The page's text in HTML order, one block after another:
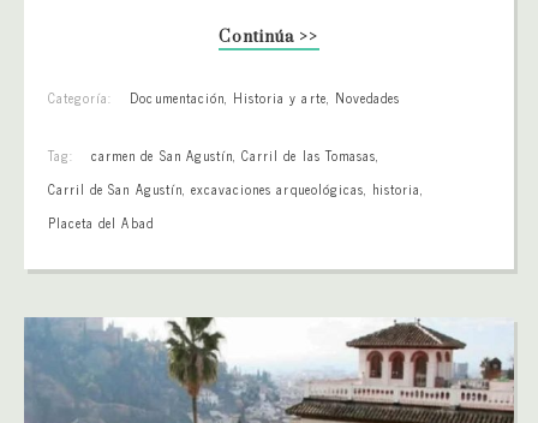
Continúa >>
Categoría: Documentación, Historia y arte, Novedades
Tag: carmen de San Agustín,Carril de las Tomasas,
Carril de San Agustín, excavaciones arqueológicas, historia,
Placeta del Abad